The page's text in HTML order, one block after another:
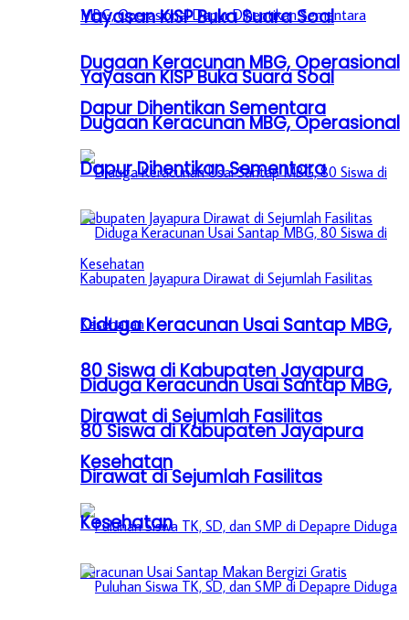
Yayasan KISP Buka Suara Soal
Dugaan Keracunan MBG, Operasional
Dapur Dihentikan Sementara
Diduga Keracunan Usai Santap MBG,
80 Siswa di Kabupaten Jayapura
Dirawat di Sejumlah Fasilitas
Kesehatan
Yayasan KISP Buka Suara Soal
Dugaan Keracunan MBG, Operasional
Dapur Dihentikan Sementara
Diduga Keracunan Usai Santap MBG,
80 Siswa di Kabupaten Jayapura
Dirawat di Sejumlah Fasilitas
Kesehatan